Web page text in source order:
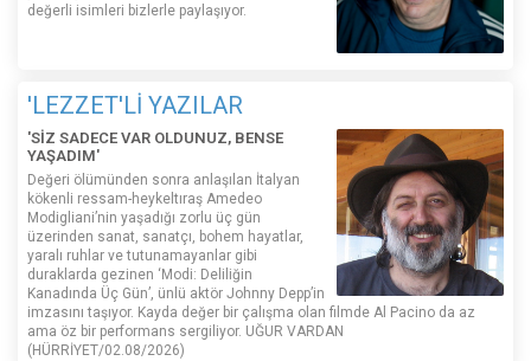
değerli isimleri bizlerle paylaşıyor.
'LEZZET'Lİ YAZILAR
'SİZ SADECE VAR OLDUNUZ, BENSE
YAŞADIM'
Değeri ölümünden sonra anlaşılan İtalyan
kökenli ressam-heykeltıraş Amedeo
Modigliani’nin yaşadığı zorlu üç gün
üzerinden sanat, sanatçı, bohem hayatlar,
yaralı ruhlar ve tutunamayanlar gibi
duraklarda gezinen ‘Modi: Deliliğin
Kanadında Üç Gün’, ünlü aktör Johnny Depp’in
imzasını taşıyor. Kayda değer bir çalışma olan filmde Al Pacino da az
ama öz bir performans sergiliyor. UĞUR VARDAN
(HÜRRİYET/02.08/2026)